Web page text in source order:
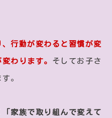
行動が変わると習慣が変
わります。 そしてお子さ
。
「家族で取り組んで変えて